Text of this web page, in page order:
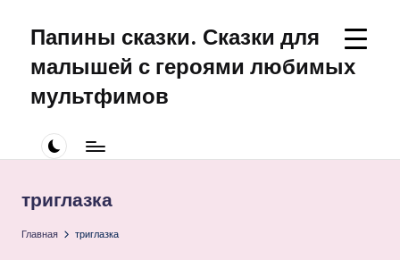
Перейти
содержимому
Папины сказки. Сказки для
малышей с героями любимых
мультфимов
для
малышей
Щенячий
триглазка
Главная триглазка